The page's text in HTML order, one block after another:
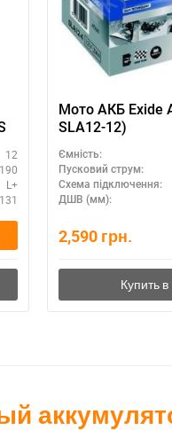
12
190
L+
Мото АКБ Exide
SLA12-12)
Ємність:
Пусковий струм:
Схема підключення:
ДШВ (мм):
2,590 грн.